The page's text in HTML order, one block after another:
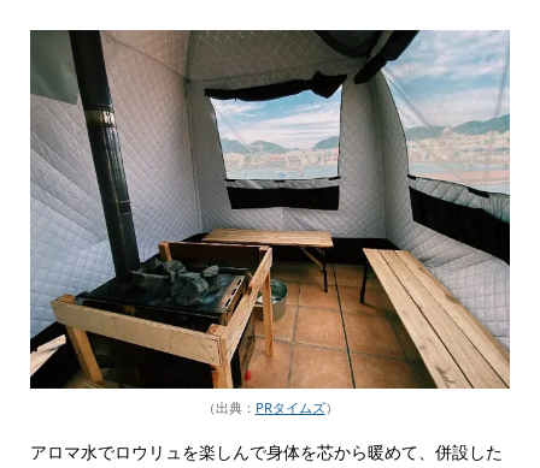
（出典： PRタイムズ）
アロマ水でロウリュを楽しんで身体を芯から暖めて、併設した